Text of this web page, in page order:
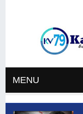
MENU